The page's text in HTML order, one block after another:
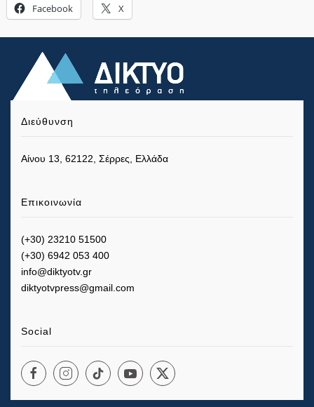
Facebook X
Διεύθυνση
Αίνου 13, 62122, Σέρρες, Ελλάδα
Επικοινωνία
(+30) 23210 51500
(+30) 6942 053 400
info@diktyotv.gr
diktyotvpress@gmail.com
Social